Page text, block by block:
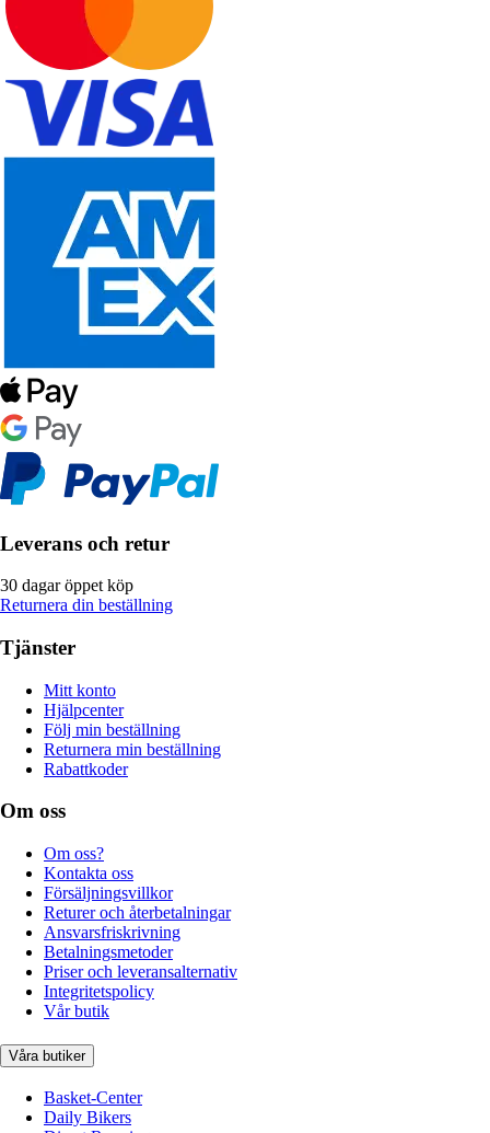
Leverans och retur
30 dagar öppet köp
Returnera din beställning
Tjänster
Mitt konto
Hjälpcenter
Följ min beställning
Returnera min beställning
Rabattkoder
Om oss
Om oss?
Kontakta oss
Försäljningsvillkor
Returer och återbetalningar
Ansvarsfriskrivning
Betalningsmetoder
Priser och leveransalternativ
Integritetspolicy
Vår butik
Våra butiker
Basket-Center
Daily Bikers